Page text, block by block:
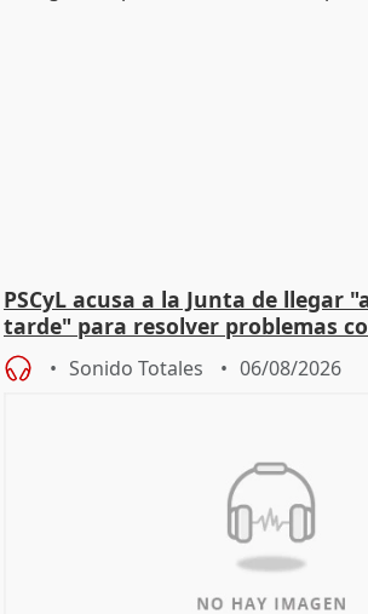
PSCyL acusa a la Junta de llegar
tarde" para resolver problemas
Sonido Totales 06/08/2026